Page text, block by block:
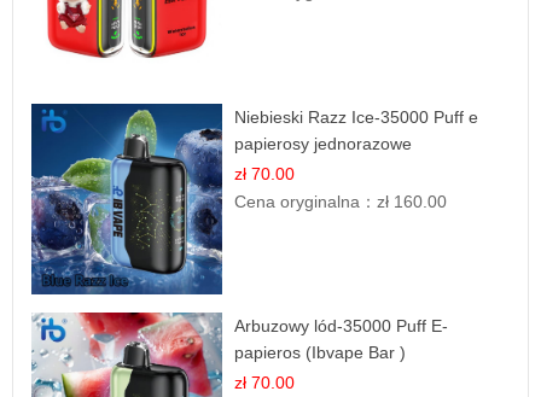
Niebieski Razz Ice-35000 Puff e
papierosy jednorazowe
zł 70.00
Cena oryginalna：zł 160.00
Arbuzowy lód-35000 Puff E-
papieros (Ibvape Bar )
zł 70.00